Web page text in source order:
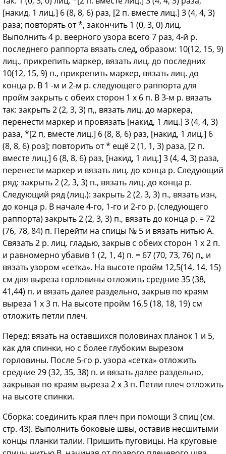
[накид, 1 лиц.] 6 (8, 8, 6) раз, [2 п. вместе лиц.] 3 (4, 4, 3)
раза; повторять от *, закончить 1 (0, 3, 0) лиц.
Выполнить 4 р. веерного узора всего 7 раз, 4-й р.
последнего раппорта вязать след, образом: 10(12, 15, 9)
лиц., прикрепить маркер, вязать лиц. до последних
10(12, 15, 9) п., прикрепить маркер, вязать лиц. до
конца р. В 1 -м и 2-м р. следующего раппорта для
пройм закрыть с обеих сторон 1 х 6 п. В 3-м р. вязать
так: закрыть 2 (2, 3, 3) п,, вязать лиц. до маркера,
перенести маркер и провязать [накид, 1 лиц.] 3 (4, 4, 3)
раза, *[2 п, вместе лиц.] 6 (8, 8, 6) раз, [накид, 1 лиц.] 6
(8, 8, 6) роз]; повторить от * ещё 2 (1, 1, 3) раза, [2 п.
вместе лиц.] 6 (8, 8, 6) раз, [накид, 1 лиц.] 3 (4, 4, 3) раза,
перенести маркер и вязать лиц. до конца р. Следующий
ряд: закрыть 2 (2, 3, 3) п., вязать лиц. до конца р.
Следующий ряд (лиц.): закрыть 2 (2, 3, 3) п., вязать изн,
до конца р. В начале 4-го, 1-го и 2-го р. (следующего
раппорта) закрыть 2 (2, 3, 3) п., вязать до конца р. = 72
(76, 78, 84) п. Перейти на спицы № 5 и вязать нитью А.
Связать 2 р. лиц. гладью, закрыв с обеих сторон 1 х 2 п.
и равномерно убавив 1 (2, 1, 4) п. = 67 (70, 73, 76) п„ и
вязать узором «сетка». На высоте пройм 12,5(14, 14, 15)
см для выреза горловины отложить средние 35 (38,
41,44) п. и вязать далее раздельно, закрыв по краям
выреза 1 х 3 п. На высоте пройм 16,5 (18, 18, 19) см
отложить петли плеч.
Перед: вязать на оставшихся половинах планок 1 и 5,
как для спинки, но с более глубоким вырезом
горловины. После 5-го р. узора «сетка» отложить
средние 29 (32, 35, 38) п. и вязать далее раздельно,
закрывая по краям выреза 2 х 3 п. Петли плеч отложить
на высоте спинки.
Сборка: соединить края плеч при помощи 3 спиц (см.
стр. 43). Выполнить боковые швы, оставив несшитыми
концы планки талии. Пришить пуговицы. На круговые